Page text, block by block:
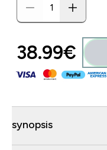
38.99€‎
synopsis